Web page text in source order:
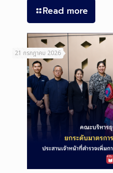
Read more
21 กรกฎาคม 2026